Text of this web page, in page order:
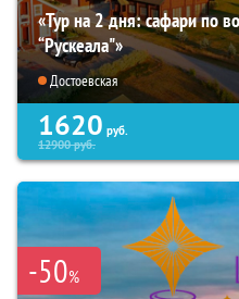
«Тур на 2 дня: сафари по
“Рускеала"»
Достоевская
1620 руб.
12900руб.
-50%